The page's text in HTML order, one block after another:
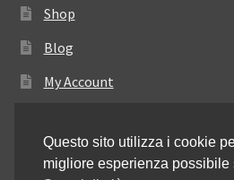
Shop
Blog
My Account
Resi e rimborsi
Questo sito utilizza i cookie
migliore esperienza possibile